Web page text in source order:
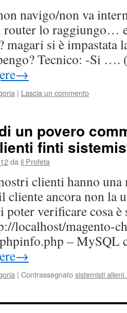
navigo/non va
lo raggiungo…
magari si è impastata
Tecnico: -Si
→
| Lascia un commento
un povero
finti
da il Profeta
clienti hanno
cliente ancora non la
verificare cosa è
localhost/magento-
–
→
| Contrassegnatosistemisti